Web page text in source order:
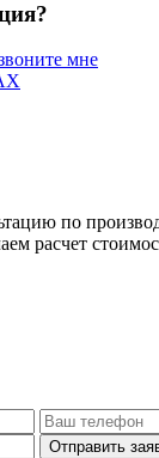
мне
по
расчет